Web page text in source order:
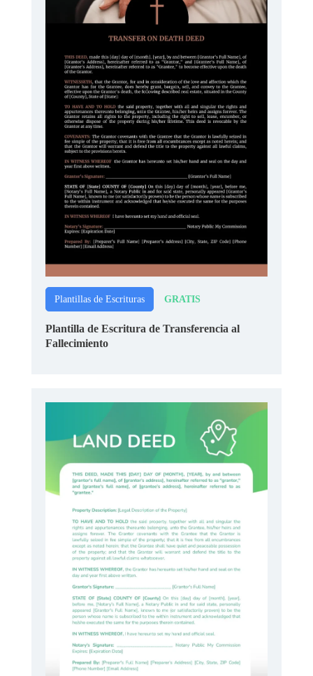
Plantillas de Escrituras GRATIS
Plantilla de Escritura de Transferencia al
Fallecimiento